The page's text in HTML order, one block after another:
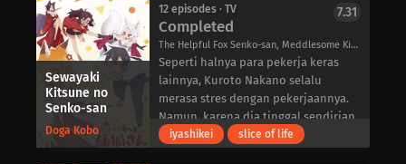
kompetisi seni bela diri yang
menarik.
Saat turnamen dimulai dan Garou
melanjutkan amukannya, sebuah
ancaman besar baru muncul dan
mengancam seluruh dunia manusia.
Mungkinkah ini akhirnya menjadi
bencana dahsyat yang diramalkan
kesempatan untuk bersenang-
senang, Hacchi ikut bersama Robby
dalam perjalanan yang penuh
dengan pertemuan dengan alien,
pertempuran robot raksasa, dan
berbagai macam kekacauan-semua
itu dilakukan untuk menghindari
Yang dan kroni-kroninya yang
anak nakal yang suka membolos dari
sekolah.
Dengan mengambil organ mitos yang
disebut shirikodama dari tubuh
mereka, anak-anak ini dapat menjadi
Kappa dan melawan zombie Kapa.
Namun, untuk mengalahkan mereka,
para bocah ini harus terhubung satu
yang terdiri dari 17 suku kata.
Eiji Busujima, 16 tahun, dulunya
adalah seorang anak yang nakal saat
duduk di bangku SMP. Namun, sejak
saat itu ia membuka lembaran baru
karena kecintaannya yang baru
terhadap senryuu. Meskipun
penampilannya terlihat mengancam,
Sewayaki
Kitsune no
Senko-san
Doga Kobo
12 episodes · TV
Completed
The Helpful Fox Senko-san, Meddlesome Kitsune Senko-san, 世話やきキツネの仙狐さん
7.31
Seperti halnya para pekerja keras
lainnya, Kuroto Nakano selalu
merasa stres dengan pekerjaannya.
Namun, karena dia tinggal sendirian,
dia harus terus berjuang untuk
iyashikei slice of life